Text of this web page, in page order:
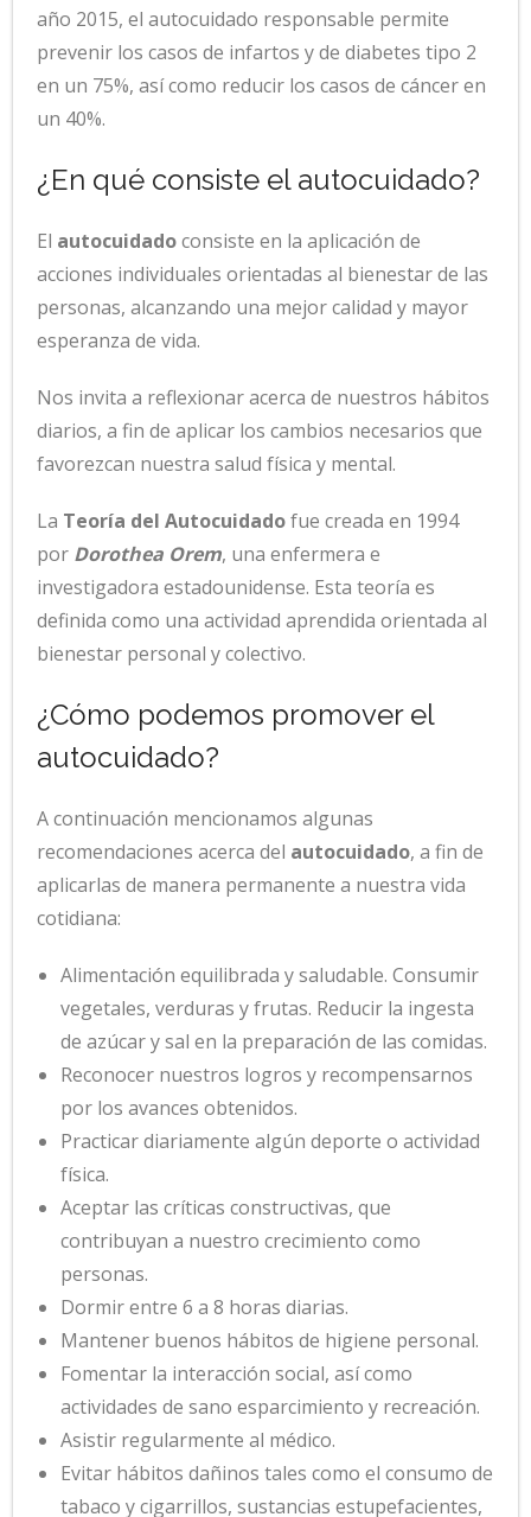
año 2015, el autocuidado responsable permite
prevenir los casos de infartos y de diabetes tipo 2
en un 75%, así como reducir los casos de cáncer en
un 40%.
¿En qué consiste el autocuidado?
El autocuidadoconsiste en la aplicación de
acciones individuales orientadas al bienestar de las
personas, alcanzando una mejor calidad y mayor
esperanza de vida.
Nos invita a reflexionar acerca de nuestros hábitos
diarios, a fin de aplicar los cambios necesarios que
favorezcan nuestra salud física y mental.
La Teoría del Autocuidadofue creada en 1994
por Dorothea Orem, una enfermera e
investigadora estadounidense. Esta teoría es
definida como una actividad aprendida orientada al
bienestar personal y colectivo.
¿Cómo podemos promover el
autocuidado?
A continuación mencionamos algunas
recomendaciones acerca del autocuidado, a fin de
aplicarlas de manera permanente a nuestra vida
cotidiana:
Alimentación equilibrada y saludable. Consumir
vegetales, verduras y frutas. Reducir la ingesta
de azúcar y sal en la preparación de las comidas.
Reconocer nuestros logros y recompensarnos
por los avances obtenidos.
Practicar diariamente algún deporte o actividad
física.
Aceptar las críticas constructivas, que
contribuyan a nuestro crecimiento como
personas.
Dormir entre 6 a 8 horas diarias.
Mantener buenos hábitos de higiene personal.
Fomentar la interacción social, así como
actividades de sano esparcimiento y recreación.
Asistir regularmente al médico.
Evitar hábitos dañinos tales como el consumo de
tabaco y cigarrillos, sustancias estupefacientes,